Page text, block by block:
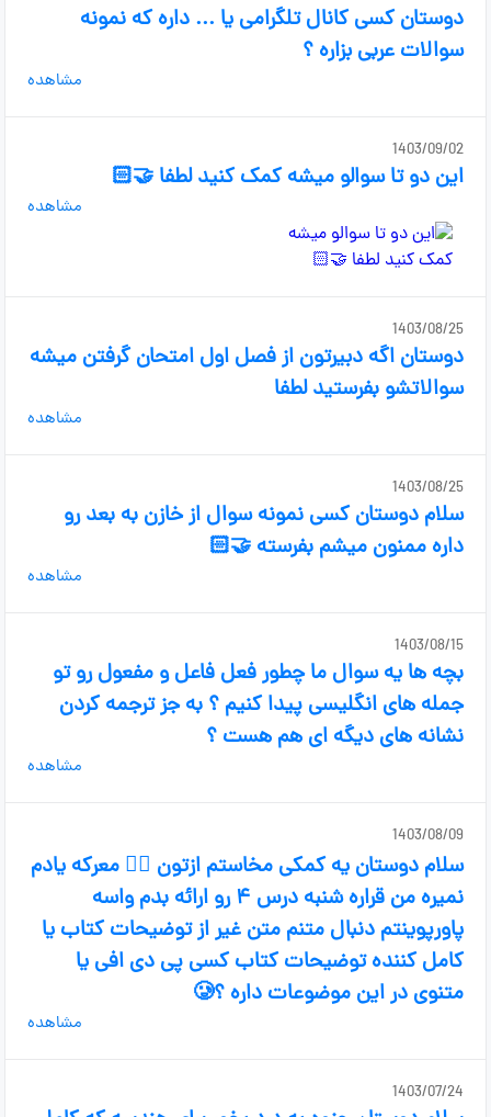
دوستان کسی کانال تلگرامی یا ... داره که نمونه
سوالات عربی بزاره ؟
مشاهده
1403/09/02
این دو تا سوالو میشه کمک کنید لطفا 🤝🏻
مشاهده
1403/08/25
دوستان اگه دبیرتون از فصل اول امتحان گرفتن میشه
سوالاتشو بفرستید لطفا
مشاهده
1403/08/25
سلام دوستان کسی نمونه سوال از خازن به بعد رو
داره ممنون میشم بفرسته 🤝🏻
مشاهده
1403/08/15
بچه ها یه سوال ما چطور فعل فاعل و مفعول رو تو
جمله های انگلیسی پیدا کنیم ؟ به جز ترجمه کردن
نشانه های دیگه ای هم هست ؟
مشاهده
1403/08/09
سلام دوستان یه کمکی مخاستم ازتون 🙇‍♀️ معرکه یادم
نمیره من قراره شنبه درس ۴ رو ارائه بدم واسه
پاورپوینتم‌ دنبال متنم‌ متن‌ غیر از توضیحات کتاب یا
کامل کننده توضیحات کتاب کسی پی دی افی‌ یا
متنوی در این موضوعات داره ؟🥲
مشاهده
1403/07/24